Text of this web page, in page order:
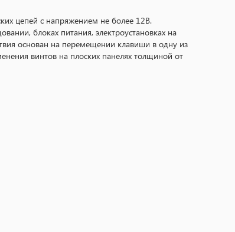
цепей с напряжением не более 12В.
блоках питания, электроустановках на
основан на перемещении клавиши в одну из
винтов на плоских панелях толщиной от